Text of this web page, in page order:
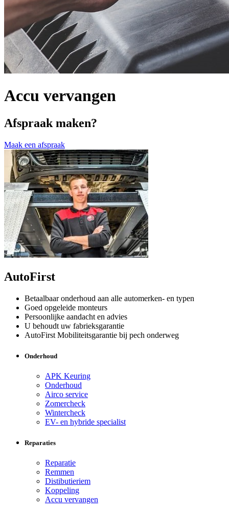
Accu vervangen
Afspraak maken?
Maak een afspraak
AutoFirst
Betaalbaar onderhoud aan alle automerken- en typen
Goed opgeleide monteurs
Persoonlijke aandacht en advies
U behoudt uw fabrieksgarantie
AutoFirst Mobiliteitsgarantie bij pech onderweg
Onderhoud
APK Keuring
Onderhoud
Airco service
Zomercheck
Wintercheck
EV- en hybride specialist
Reparaties
Reparatie
Remmen
Distibutieriem
Koppeling
Accu vervangen